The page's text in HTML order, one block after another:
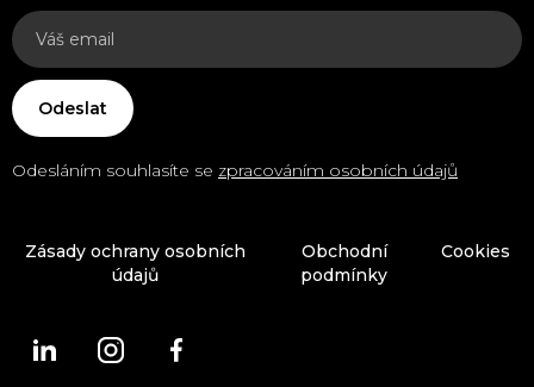
Odesláním souhlasíte se zpracováním osobních údajů
Zásady ochrany osobních
údajů
Obchodní
podmínky
Cookies